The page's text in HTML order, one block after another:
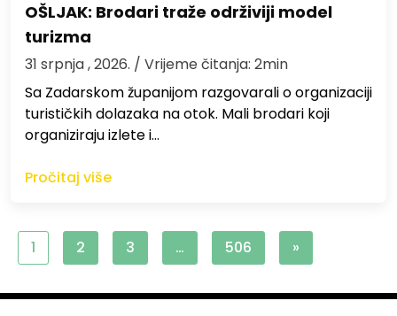
OŠLJAK: Brodari traže održiviji model
turizma
31 srpnja , 2026. / Vrijeme čitanja: 2min
Sa Zadarskom županijom razgovarali o organizaciji
turističkih dolazaka na otok. Mali brodari koji
organiziraju izlete i…
Pročitaj više
1 2 3 … 506 »